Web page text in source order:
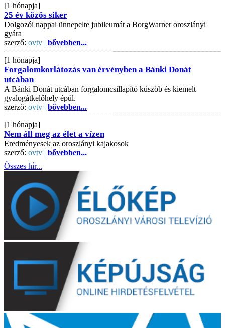
[1 hónapja]
25 év közös siker
Dolgozói nappal ünnepelte jubileumát a BorgWarner oroszlányi
gyára
szerző: ovtv | bővebben...
[1 hónapja]
Forgalomkorlátozás van érvényben a Bánki Donát
utcában
A Bánki Donát utcában forgalomcsillapító küszöb és kiemelt
gyalogátkelőhely épül.
szerző: ovtv | bővebben...
[1 hónapja]
Nem áll meg az élet a vízen
Eredményesek az oroszlányi kajakosok
szerző: ovtv | bővebben...
Összes hír...